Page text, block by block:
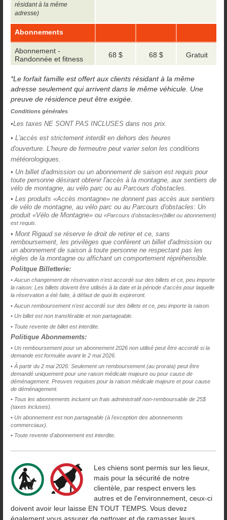
résidant à la même
adresse)
Abonnements
Abonnement -
Randonnée et fitness
68 $ 68 $ Gratuit
*Le forfait famille est offert aux clients résidant à la même
adresse seulement qui arrivent dans le même véhicule. Une
preuve de résidence peut être exigée.
Conditions générales
•L es taxes NE SONT PAS INCLUSES dans nos prix.
• L'accès est strictement interdit en dehors des heures
d'ouverture. L'heure de fermeutre peut varier selon les conditions
météorologiques.
• Un billet d'admission ou un abonnement de saison est requis pour
toute personne désirant obtenir l'accès à la montagne, aux sentiers de
vélo de montagne, au vélo parc ou au Parcours d'obstacles.
• Les produits «Accès montagne» ne donnent pas accès aux sentiers
de vélo de montagne, au vélo parc ou au Parcours d'obstacles: Un
produit «Vélo de Montagne» ou «Parcours d'obstacles»(billet ou abonnement)
est requis.
• Mont Rigaud se réserve le droit de retirer et ce, sans
remboursement, les privilèges que confèrent un billet d'admission ou
un abonnement de saison à toute personne ne respectant pas les
règles de la montagne ou affichant un comportement répréhensible.
Politque Billetterie:
• Aucun changement de réservation n'est accordé sur des billets et ce, peu importe
la raison: Les billets doivent être utilisés à la date et la période d'accès pour laquelle
la réservation a été faite, à défaut de quoi ils expireront.
• Aucun remboursement n'est accordé sur des billets et ce, peu importe la raison.
• Un billet est non transférable et non partageable.
• Toute revente de billet est interdite.
Politique Abonnements:
• Un remboursement pour un abonnement 2026 non utilisé peut être accordé si la
demande est formulée avant le 2 mai 2026.
• À partir du 2 mai 2026: Seulement un remboursement (au prorata) peut être
demandé uniquement pour une raison médicale majeure ou pour cause de
déménagement. Preuves requises pour la raison médicale majeure et pour cause
de déménagement.
• Tous les abonnements incluent un frais administratif non-remboursable de 25$
(taxes incluses).
• Un abonnement est non partageable (à l'exception des abonnements
commerciaux).
• Toute revente d'abonnement est interdite.
Les chiens sont permis sur les lieux,
mais pour la sécurité de notre
clientèle, par respect envers les
autres et de l'environnement, ceux-ci
doivent avoir leur laisse EN TOUT TEMPS. Vous devez